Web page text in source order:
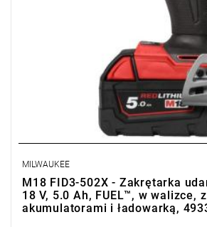
MILWAUKEE
M18 FID3-502X - Zakrętarka
18 V, 5.0 Ah, FUEL™, w walizce,
akumulatorami i ładowarką,